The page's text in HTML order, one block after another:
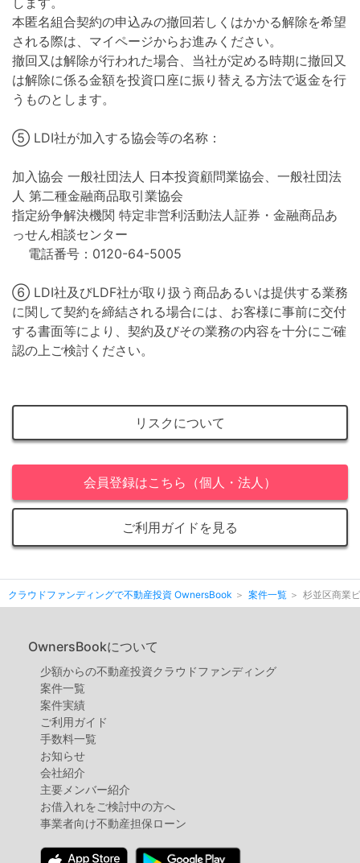
本匿名組合契約の申込みの撤回若しくはかかる解除を希望
される際は、マイページからお進みください。
撤回又は解除が行われた場合、当社が定める時期に撤回又
は解除に係る金額を投資口座に振り替える方法で返金を行
うものとします。
⑤ LDI社が加入する協会等の名称：
加入協会 一般社団法人 日本投資顧問業協会、一般社団法
人 第二種金融商品取引業協会
指定紛争解決機関 特定非営利活動法人証券・金融商品あ
っせん相談センター
電話番号：0120-64-5005
⑥ LDI社及びLDF社が取り扱う商品あるいは提供する業務
に関して契約を締結される場合には、お客様に事前に交付
する書面等により、契約及びその業務の内容を十分にご確
認の上ご検討ください。
リスクについて
会員登録はこちら（個人・法人）
ご利用ガイドを見る
クラウドファンディングで不動産投資 OwnersBook 案件一覧 杉並区商業
OwnersBookについて
少額からの不動産投資クラウドファンディング
案件⼀覧
案件実績
ご利用ガイド
手数料一覧
お知らせ
会社紹介
主要メンバー紹介
お借入れをご検討中の方へ
事業者向け不動産担保ローン